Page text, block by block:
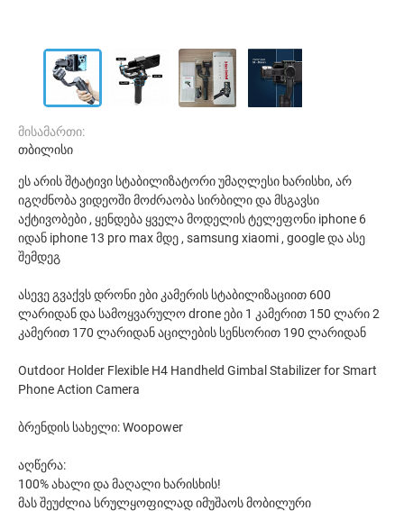
მისამართი:
თბილისი
ეს არის შტატივი სტაბილიზატორი უმაღლესი ხარისხი, არ
იგღძნობა ვიდეოში მოძრაობა სირბილი და მსგავსი
აქტივობები , ყენდება ყველა მოდელის ტელეფონი iphone 6
იდან iphone 13 pro max მდე , samsung xiaomi , google და ასე
შემდეგ
ასევე გვაქვს დრონი ები კამერის სტაბილიზაციით 600
ლარიდან და სამოყვარულო drone ები 1 კამერით 150 ლარი 2
კამერით 170 ლარიდან აცილების სენსორით 190 ლარიდან
Outdoor Holder Flexible H4 Handheld Gimbal Stabilizer for Smart
Phone Action Camera
ბრენდის სახელი: Woopower
აღწერა:
100% ახალი და მაღალი ხარისხის!
მას შეუძლია სრულყოფილად იმუშაოს მობილური